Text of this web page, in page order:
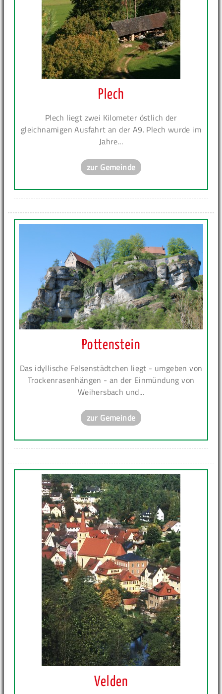
Plech
Plech liegt zwei Kilometer östlich der
gleichnamigen Ausfahrt an der A9. Plech wurde im
Jahre...
zur Gemeinde
Pottenstein
Das idyllische Felsenstädtchen liegt - umgeben von
Trockenrasenhängen - an der Einmündung von
Weihersbach und...
zur Gemeinde
Velden